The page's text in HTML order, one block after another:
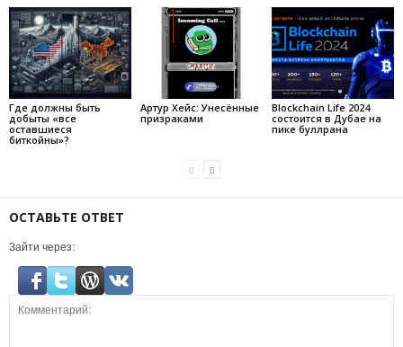
Где должны быть
добыты «все
оставшиеся
биткойны»?
Артур Хейс: Унесённые
призраками
Blockchain Life 2024
состоится в Дубае на
пике буллрана
ОСТАВЬТЕ ОТВЕТ
Зайти через: